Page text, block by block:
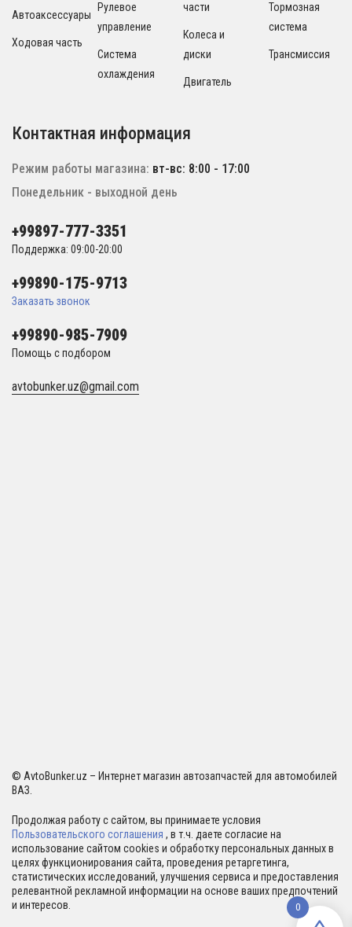
Автоаксессуары
Ходовая часть
Рулевое
управление
Система
охлаждения
части
Колеса и
диски
Двигатель
Тормозная
система
Трансмиссия
Контактная информация
Режим работы магазина: вт-вс: 8:00 - 17:00
Понедельник - выходной день
+99897-777-3351
Поддержка: 09:00-20:00
+99890-175-9713
Заказать звонок
+99890-985-7909
Помощь с подбором
avtobunker.uz@gmail.com
© AvtoBunker.uz – Интернет магазин автозапчастей для автомобилей
ВАЗ.
Продолжая работу с сайтом, вы принимаете условия
Пользовательского соглашения , в т.ч. даете согласие на
использование сайтом cookies и обработку персональных данных в
целях функционирования сайта, проведения ретаргетинга,
статистических исследований, улучшения сервиса и предоставления
релевантной рекламной информации на основе ваших предпочтений
и интересов.
0